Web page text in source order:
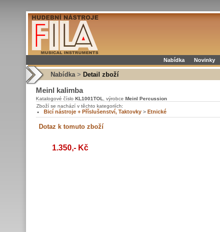
Nabídka Novinky
Nabídka > Detail zboží
Meinl kalimba
Katalogové číslo KL1001TOL , výrobce Meinl Percussion
Zboží se nachází v těchto kategoriích:
Bicí nástroje + Příslušenství, Taktovky > Etnické
1.350,- Kč